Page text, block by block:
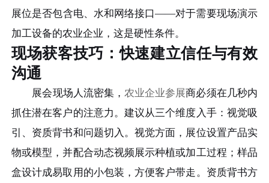
展位是否包含电、水和网络接口——对于需要现场演示
加工设备的农业企业，这是硬性条件。
现场获客技巧：快速建立信任与有效
沟通
展会现场人流密集，农业企业参展商必须在几秒内
抓住潜在客户的注意力。建议从三个维度入手：视觉吸
引、资质背书和问题切入。视觉方面，展位设置产品实
物或模型，并配合动态视频展示种植或加工过程；样品
盒设计成易取用的小包装，方便客户带走。资质背书方